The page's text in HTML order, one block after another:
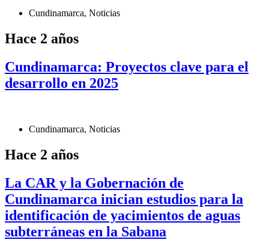
Cundinamarca, Noticias
Hace 2 años
Cundinamarca: Proyectos clave para el
desarrollo en 2025
Cundinamarca, Noticias
Hace 2 años
La CAR y la Gobernación de
Cundinamarca inician estudios para la
identificación de yacimientos de aguas
subterráneas en la Sabana